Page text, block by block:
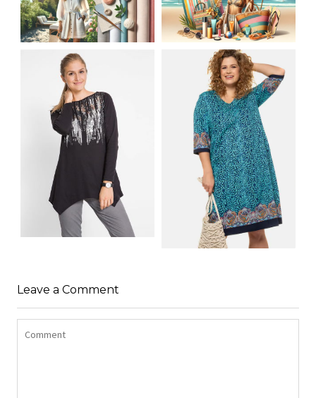
LETNIA MODA
PLAŻOWA: STROJE
KĄPIELOWE I
AKCESORIA, KTÓRE
MUSISZ MIEĆ
JAK STYLOWO
PRZETRWAĆ UPALNE
DNI: NAJLEPSZE
MATERIAŁY I KROJE
NA LATO
CEKINAMI CZARNY
Leave a Comment